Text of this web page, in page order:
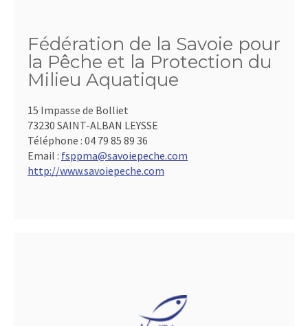
Fédération de la Savoie pour
la Pêche et la Protection du
Milieu Aquatique
15 Impasse de Bolliet
73230 SAINT-ALBAN LEYSSE
Téléphone : 04 79 85 89 36
Email : fsppma@savoiepeche.com
http://www.savoiepeche.com